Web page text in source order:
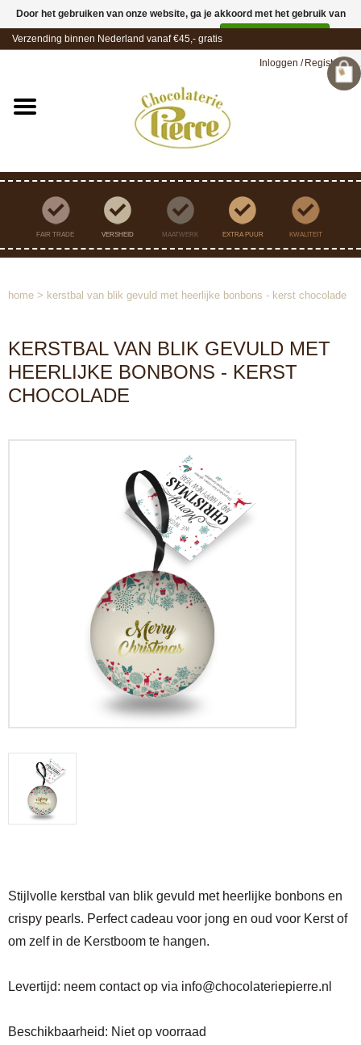
Verzending binnen Nederland vanaf €45,- gratis
Inloggen / Registreren
FAIR TRADE VERSHEID MAATWERK EXTRA PUUR KWALITEIT
home > kerstbal van blik gevuld met heerlijke bonbons - kerst chocolade
KERSTBAL VAN BLIK GEVULD MET
HEERLIJKE BONBONS - KERST
CHOCOLADE
Stijlvolle kerstbal van blik gevuld met heerlijke bonbons en
crispy pearls. Perfect cadeau voor jong en oud voor Kerst of
om zelf in de Kerstboom te hangen.
Levertijd: neem contact op via info@chocolateriepierre.nl
Beschikbaarheid: Niet op voorraad
Door het gebruiken van onze website, ga je akkoord met het gebruik van
cookies om onze website te verbeteren.
Meer over cookies »